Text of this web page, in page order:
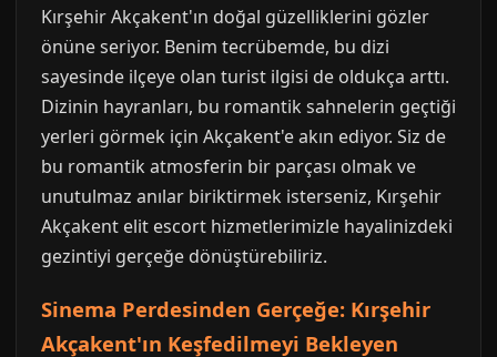
Kırşehir Akçakent'ın doğal güzelliklerini gözler
önüne seriyor. Benim tecrübemde, bu dizi
sayesinde ilçeye olan turist ilgisi de oldukça arttı.
Dizinin hayranları, bu romantik sahnelerin geçtiği
yerleri görmek için Akçakent'e akın ediyor. Siz de
bu romantik atmosferin bir parçası olmak ve
unutulmaz anılar biriktirmek isterseniz, Kırşehir
Akçakent elit escort hizmetlerimizle hayalinizdeki
gezintiyi gerçeğe dönüştürebiliriz.
Sinema Perdesinden Gerçeğe: Kırşehir
Akçakent'ın Keşfedilmeyi Bekleyen